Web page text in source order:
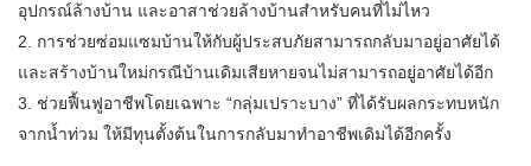
อุปกรณ์ล้างบ้าน และอาสาช่วยล้างบ้านสำหรับคนที่ไม่ไหว
2. การช่วยซ่อมแซมบ้านให้กับผู้ประสบภัยสามารถกลับมาอยู่อาศัยได้
และสร้างบ้านใหม่กรณีบ้านเดิมเสียหายจนไม่สามารถอยู่อาศัยได้อีก
3. ช่วยฟื้นฟูอาชีพโดยเฉพาะ “กลุ่มเปราะบาง” ที่ได้รับผลกระทบหนัก
จากน้ำท่วม ให้มีทุนตั้งต้นในการกลับมาทำอาชีพเดิมได้อีกครั้ง